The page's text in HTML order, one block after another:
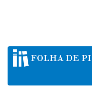
FOLHA DE